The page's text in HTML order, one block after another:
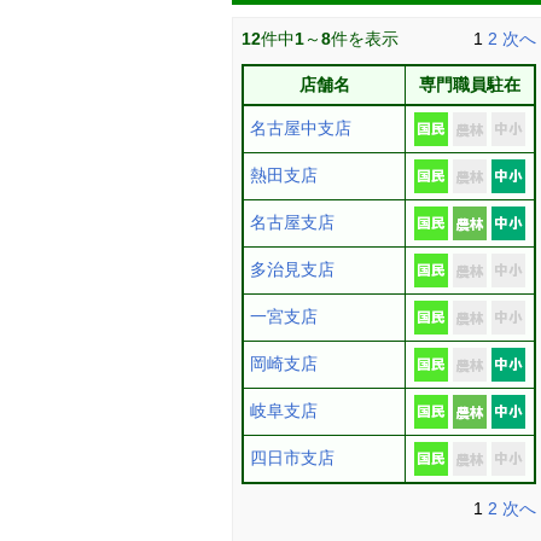
12件中1～8件を表示 1 2 次へ
店舗名 専門職員駐在
名古屋中支店
熱田支店
名古屋支店
多治見支店
一宮支店
岡崎支店
岐阜支店
四日市支店
1 2 次へ